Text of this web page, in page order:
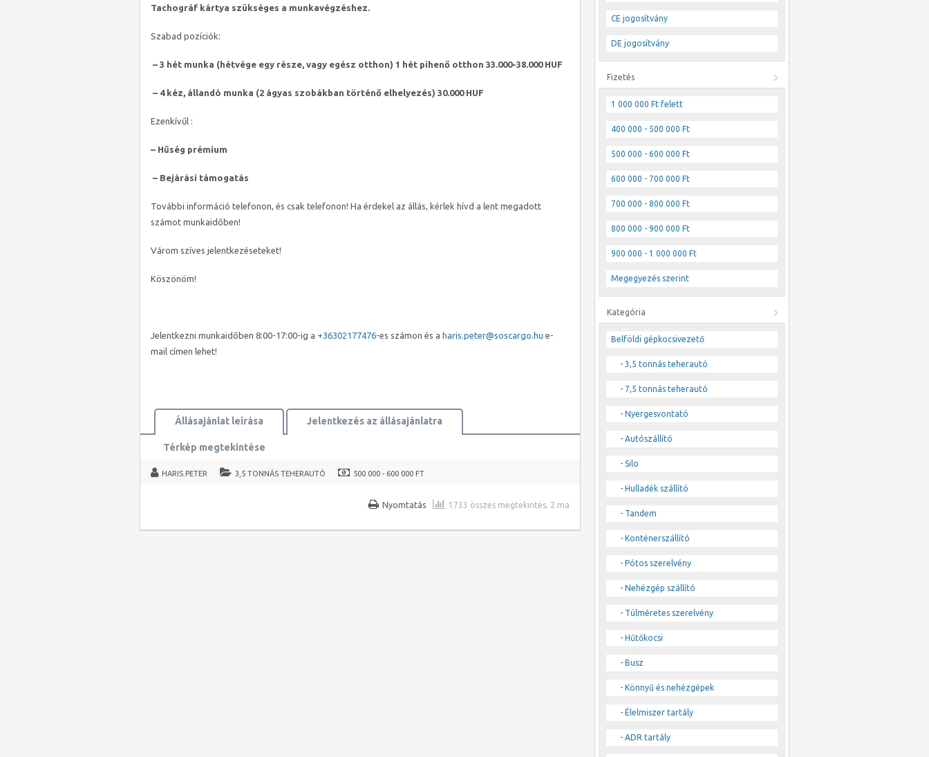
Tachográf kártya szükséges a munkavégzéshez.
Szabad pozíciók:
– 3 hét munka (hétvége egy része, vagy egész otthon) 1 hét pihenő otthon 33.000-38.000 HUF
– 4 kéz, állandó munka (2 ágyas szobákban történő elhelyezés) 30.000 HUF
Ezenkívűl :
– Hűség prémium
– Bejárási támogatás
További információ telefonon, és csak telefonon! Ha érdekel az állás, kérlek hívd a lent megadott
számot munkaidőben!
Várom szíves jelentkezéseteket!
Köszönöm!
Jelentkezni munkaidőben 8:00-17:00-ig a +36302177476-es számon és a haris.peter@soscargo.hu e-
mail címen lehet!
Állásajánlat leírása Jelentkezés az állásajánlatra
Térkép megtekintése
HARIS.PETER 3,5 TONNÁS TEHERAUTÓ 500 000 - 600 000 FT
1733 összes megtekintés, 2 ma
Nyomtatás
CE jogosítvány
DE jogosítvány
Fizetés
1 000 000 Ft felett
400 000 - 500 000 Ft
500 000 - 600 000 Ft
600 000 - 700 000 Ft
700 000 - 800 000 Ft
800 000 - 900 000 Ft
900 000 - 1 000 000 Ft
Megegyezés szerint
Kategória
Belföldi gépkocsivezető
- 3,5 tonnás teherautó
- 7,5 tonnás teherautó
- Nyergesvontató
- Autószállító
- Silo
- Hulladék szállító
- Tandem
- Konténerszállító
- Pótos szerelvény
- Nehézgép szállító
- Túlméretes szerelvény
- Hűtőkocsi
- Busz
- Könnyű és nehézgépek
- Élelmiszer tartály
- ADR tartály